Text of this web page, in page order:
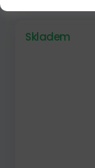
Skladem